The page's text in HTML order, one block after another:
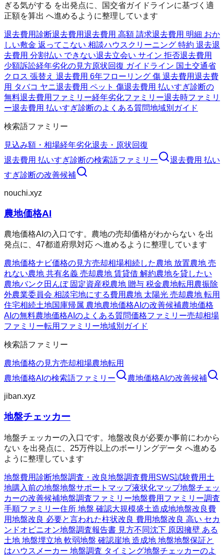
ぎる気がする を出発点に、国交省ガイドラインに基づく適
正額を算出 へ進めるように整理しています
退去費用診断退去費用退去費用 高額 請求退去費用 明細 おか
しい敷金 返ってこない 相談ハウスクリーニング 特約 退去退
去費用 分割払い できない退去立会い サイン 拒否退去費用
少額訴訟経年劣化の見方原状回復 ガイドライン 国土交通省
クロス 張替え 退去費用 6年フローリング 傷 退去費用退去費
用 タバコ ヤニ退去費用 ペット 傷退去費用 払いすぎ診断の
無料退去費用ファミリー経年劣化ファミリー退去時ファミリ
ー退去費用 払いすぎ診断のよくある質問地域別ガイド
検索語ファミリー
見込み額・相場経年劣化退去・原状回復
退去費用 払いすぎ診断の検索語ファミリー
退去費用 払い
すぎ診断の改善候補
nouchi.xyz
農地価格AI
農地価格AIの入口です。農地の売却価格がわからない を出
発点に、47都道府県対応 へ進めるように整理しています
農地価格ナビ価格の見方売却相場相続した農地 放置農地 売
れない農地 共有名義 売却農地 賃貸借 解約農地を貸したい
農地バンク 田んぼ 固定資産税農地 贈与 税金農地転用 農振除
外農業委員会 相談宅地にする費用 農地 太陽光 売却農地 転用
住宅相続土地国庫帰属 農地農地価格AIの改善候補農地価格
AIの無料農地価格AIのよくある質問価格ファミリー売却相場
ファミリー転用ファミリー地域別ガイド
検索語ファミリー
農地価格の見方売却相場農地転用
農地価格AI の検索語ファミリー 農地価格AI の改善候補
jiban.xyz
地盤チェッカー
地盤チェッカーの入口です。地盤改良が必要か事前にわから
ない を出発点に、25万件以上のボーリングデータ へ進める
ように整理しています
地盤費用診断地盤調査・改良地盤調査費用 SWS試験費用 土
地購入前の地盤地盤サポートマップ液状化マップ地盤チェッ
カーの改善候補地盤調査ファミリー地盤費用ファミリー調査
手順ファミリー住所 地盤 確認大規模盛土造成地地盤改良費
用地盤改良 必要と言われた柱状改良 費用地盤改良 高い セカ
ンドオピニオン地盤調査報告書 見方不同沈下 原因擁壁 ある
土地 地盤埋立地 軟弱地盤 確認崖地 造成地 地盤地盤保証と
はハウスメーカー 地盤調査 タイミング地盤チェッカーのよ